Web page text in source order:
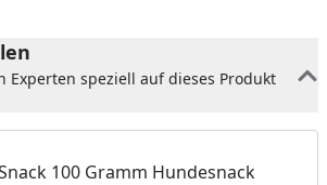
speziell auf dieses Produkt
100 Gramm Hundesnack